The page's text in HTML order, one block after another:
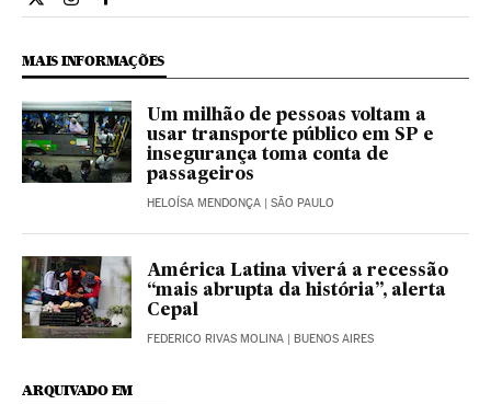
Economia El País Brasil en Twitter
Economia El País Brasil en Instagram
Economia El País Brasil en Facebook
MAIS INFORMAÇÕES
Um milhão de pessoas voltam a
usar transporte público em SP e
insegurança toma conta de
passageiros
HELOÍSA MENDONÇA | SÃO PAULO
América Latina viverá a recessão
“mais abrupta da história”, alerta
Cepal
FEDERICO RIVAS MOLINA | BUENOS AIRES
ARQUIVADO EM